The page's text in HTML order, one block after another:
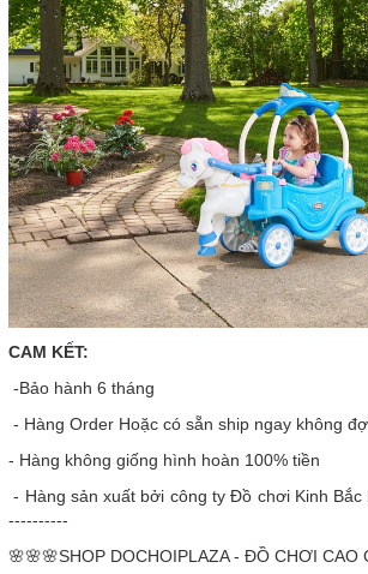
CAM KẾT:
-Bảo hành 6 tháng
- Hàng Order Hoặc có sẵn ship ngay không
- Hàng không giống hình hoàn 100% tiền
- Hàng sản xuất bởi công ty Đồ chơi Kinh
----------
🌸🌸🌸SHOP DOCHOIPLAZA - ĐỒ CHƠI CAO